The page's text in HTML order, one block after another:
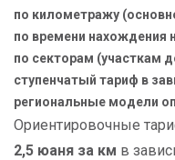
по километражу
по времени нахождения
по секторам (участкам
ступенчатый тариф в
региональные модели
Ориентировочные
2,5 юаня за км в